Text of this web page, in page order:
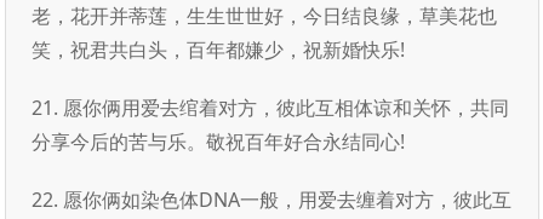
老，花开并蒂莲，生生世世好，今日结良缘，草美花也
笑，祝君共白头，百年都嫌少，祝新婚快乐!
21. 愿你俩用爱去绾着对方，彼此互相体谅和关怀，共同
分享今后的苦与乐。敬祝百年好合永结同心!
22. 愿你俩如染色体DNA一般，用爱去缠着对方，彼此互